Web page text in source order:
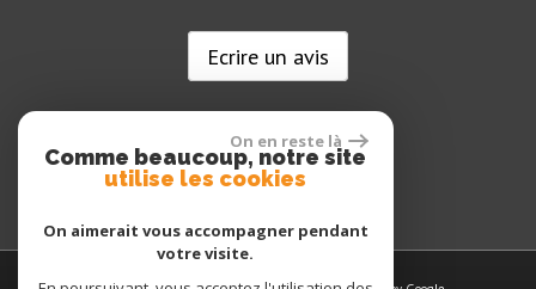
Ecrire un avis
On en reste là
Comme beaucoup, notre site
utilise les cookies
On aimerait vous accompagner pendant
votre visite.